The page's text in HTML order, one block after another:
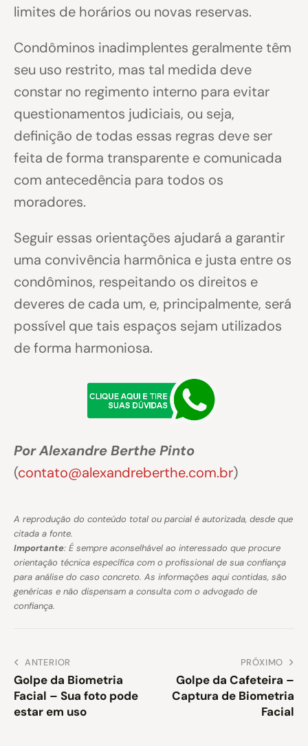
limites de horários ou novas reservas.
Condôminos inadimplentes geralmente têm
seu uso restrito, mas tal medida deve
constar no regimento interno para evitar
questionamentos judiciais, ou seja,
definição de todas essas regras deve ser
feita de forma transparente e comunicada
com antecedência para todos os
moradores.
Seguir essas orientações ajudará a garantir
uma convivência harmônica e justa entre os
condôminos, respeitando os direitos e
deveres de cada um, e, principalmente, será
possível que tais espaços sejam utilizados
de forma harmoniosa.
Por Alexandre Berthe Pinto
(contato@alexandreberthe.com.br)
A reprodução do conteúdo total ou parcial é autorizada, desde que
citada a fonte.
Importante: É sempre aconselhável ao interessado que procure
orientação técnica específica com o profissional de sua confiança
para análise do caso concreto. As informações aqui contidas, são
genéricas e não dispensam a consulta com o advogado de
confiança.
ANTERIOR
Golpe da Biometria
Facial – Sua foto pode
estar em uso
PRÓXIMO
Golpe da Cafeteira –
Captura de Biometria
Facial